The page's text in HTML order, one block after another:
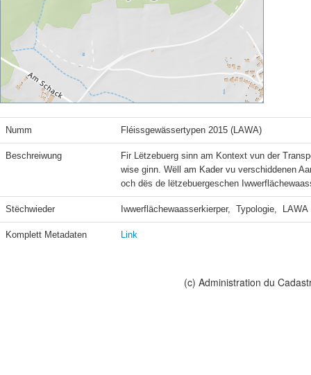
Numm Fléissgewässertypen 2015 (LAWA)
Beschreiwung
Fir Lëtzebuerg sinn am Kontext vun der
wise ginn. Wëll am Kader vu verschiddenen
och dës de lëtzebuergeschen
Stëchwieder Iwwerflächewaasserkierper,  Typologie,  LAWA
Komplett Metadaten Link
(c) Administration du